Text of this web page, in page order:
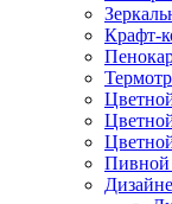
Крафт-
Пивной